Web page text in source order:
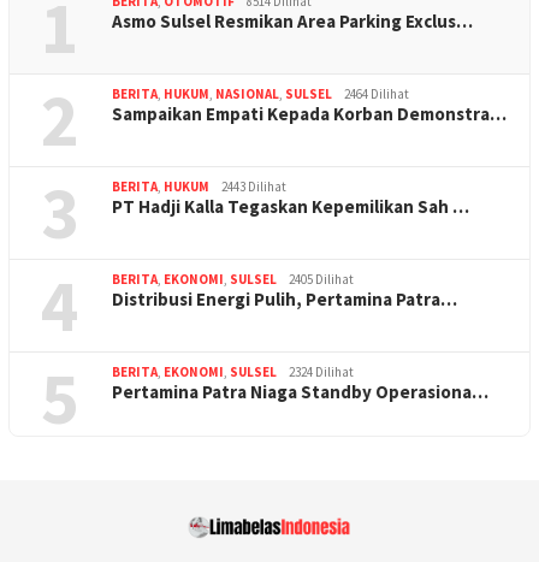
1 Asmo Sulsel Resmikan Area Parking Exclus…
2 BERITA, HUKUM, NASIONAL, SULSEL 2464 Dilihat
Sampaikan Empati Kepada Korban Demonstra…
3 BERITA, HUKUM 2443 Dilihat
PT Hadji Kalla Tegaskan Kepemilikan Sah …
4 BERITA, EKONOMI, SULSEL 2405 Dilihat
Distribusi Energi Pulih, Pertamina Patra…
5 BERITA, EKONOMI, SULSEL 2324 Dilihat
Pertamina Patra Niaga Standby Operasiona…